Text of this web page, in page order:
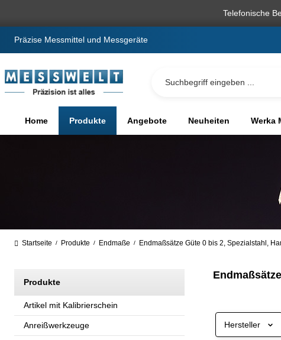
Telefonische
Präzise Messmittel und Messgeräte
Home Produkte Angebote Neuheiten Werka
Startseite / Produkte / Endmaße / Endmaßsätze Güte 0 bis 2, Spezialstahl,
Produkte
Artikel mit Kalibrierschein
Anreißwerkzeuge Hersteller